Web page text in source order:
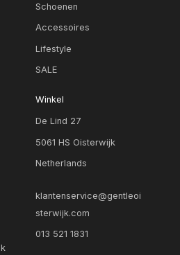
Schoenen
Accessoires
Lifestyle
SALE
Winkel
De Lind 27
5061 HS Oisterwijk
Netherlands
klantenservice@gentleoi
sterwijk.com
013 521 1831